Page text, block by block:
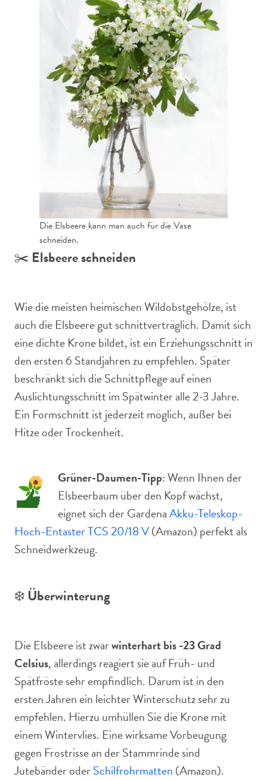
Die Elsbeere kann man auch für die Vase
schneiden.
✂️ Elsbeere schneiden
Wie die meisten heimischen Wildobstgehölze, ist
auch die Elsbeere gut schnittverträglich. Damit sich
eine dichte Krone bildet, ist ein Erziehungsschnitt in
den ersten 6 Standjahren zu empfehlen. Später
beschränkt sich die Schnittpflege auf einen
Auslichtungsschnitt im Spätwinter alle 2-3 Jahre.
Ein Formschnitt ist jederzeit möglich, außer bei
Hitze oder Trockenheit.
Grüner-Daumen-Tipp: Wenn Ihnen der
Elsbeerbaum über den Kopf wächst,
eignet sich der GardenaAkku-Teleskop-
Hoch-Entaster TCS 20/18 V(Amazon) perfekt als
Schneidwerkzeug.
❄️ Überwinterung
Die Elsbeere ist zwarwinterhart bis -23 Grad
Celsius, allerdings reagiert sie auf Früh- und
Spätfröste sehr empfindlich. Darum ist in den
ersten Jahren ein leichter Winterschutz sehr zu
empfehlen. Hierzu umhüllen Sie die Krone mit
einem Wintervlies. Eine wirksame Vorbeugung
gegen Frostrisse an der Stammrinde sind
Jutebänder oderSchilfrohrmatten (Amazon).